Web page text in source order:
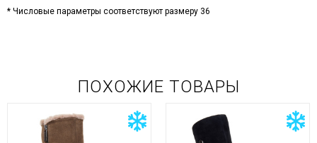
* Числовые параметры соответствуют размеру 36
ПОХОЖИЕ ТОВАРЫ